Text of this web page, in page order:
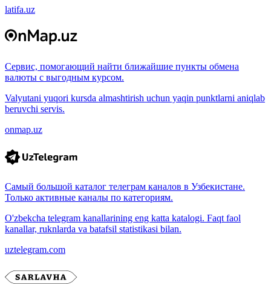
latifa.uz
Сервис, помогающий найти ближайшие пункты обмена
валюты с выгодным курсом.
Valyutani yuqori kursda almashtirish uchun yaqin punktlarni aniqlab
beruvchi servis.
onmap.uz
Самый большой каталог телеграм каналов в Узбекистане.
Только активные каналы по категориям.
O'zbekcha telegram kanallarining eng katta katalogi. Faqt faol
kanallar, ruknlarda va batafsil statistikasi bilan.
uztelegram.com